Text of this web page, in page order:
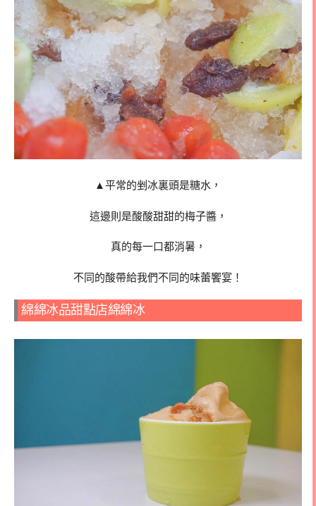
▲平常的剉冰裏頭是糖水，
這邊則是酸酸甜甜的梅子醬，
真的每一口都消暑，
不同的酸帶給我們不同的味蕾饗宴！
綿綿冰品甜點店綿綿冰